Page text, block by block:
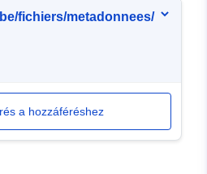
fichiers/metadonnees/
a hozzáféréshez